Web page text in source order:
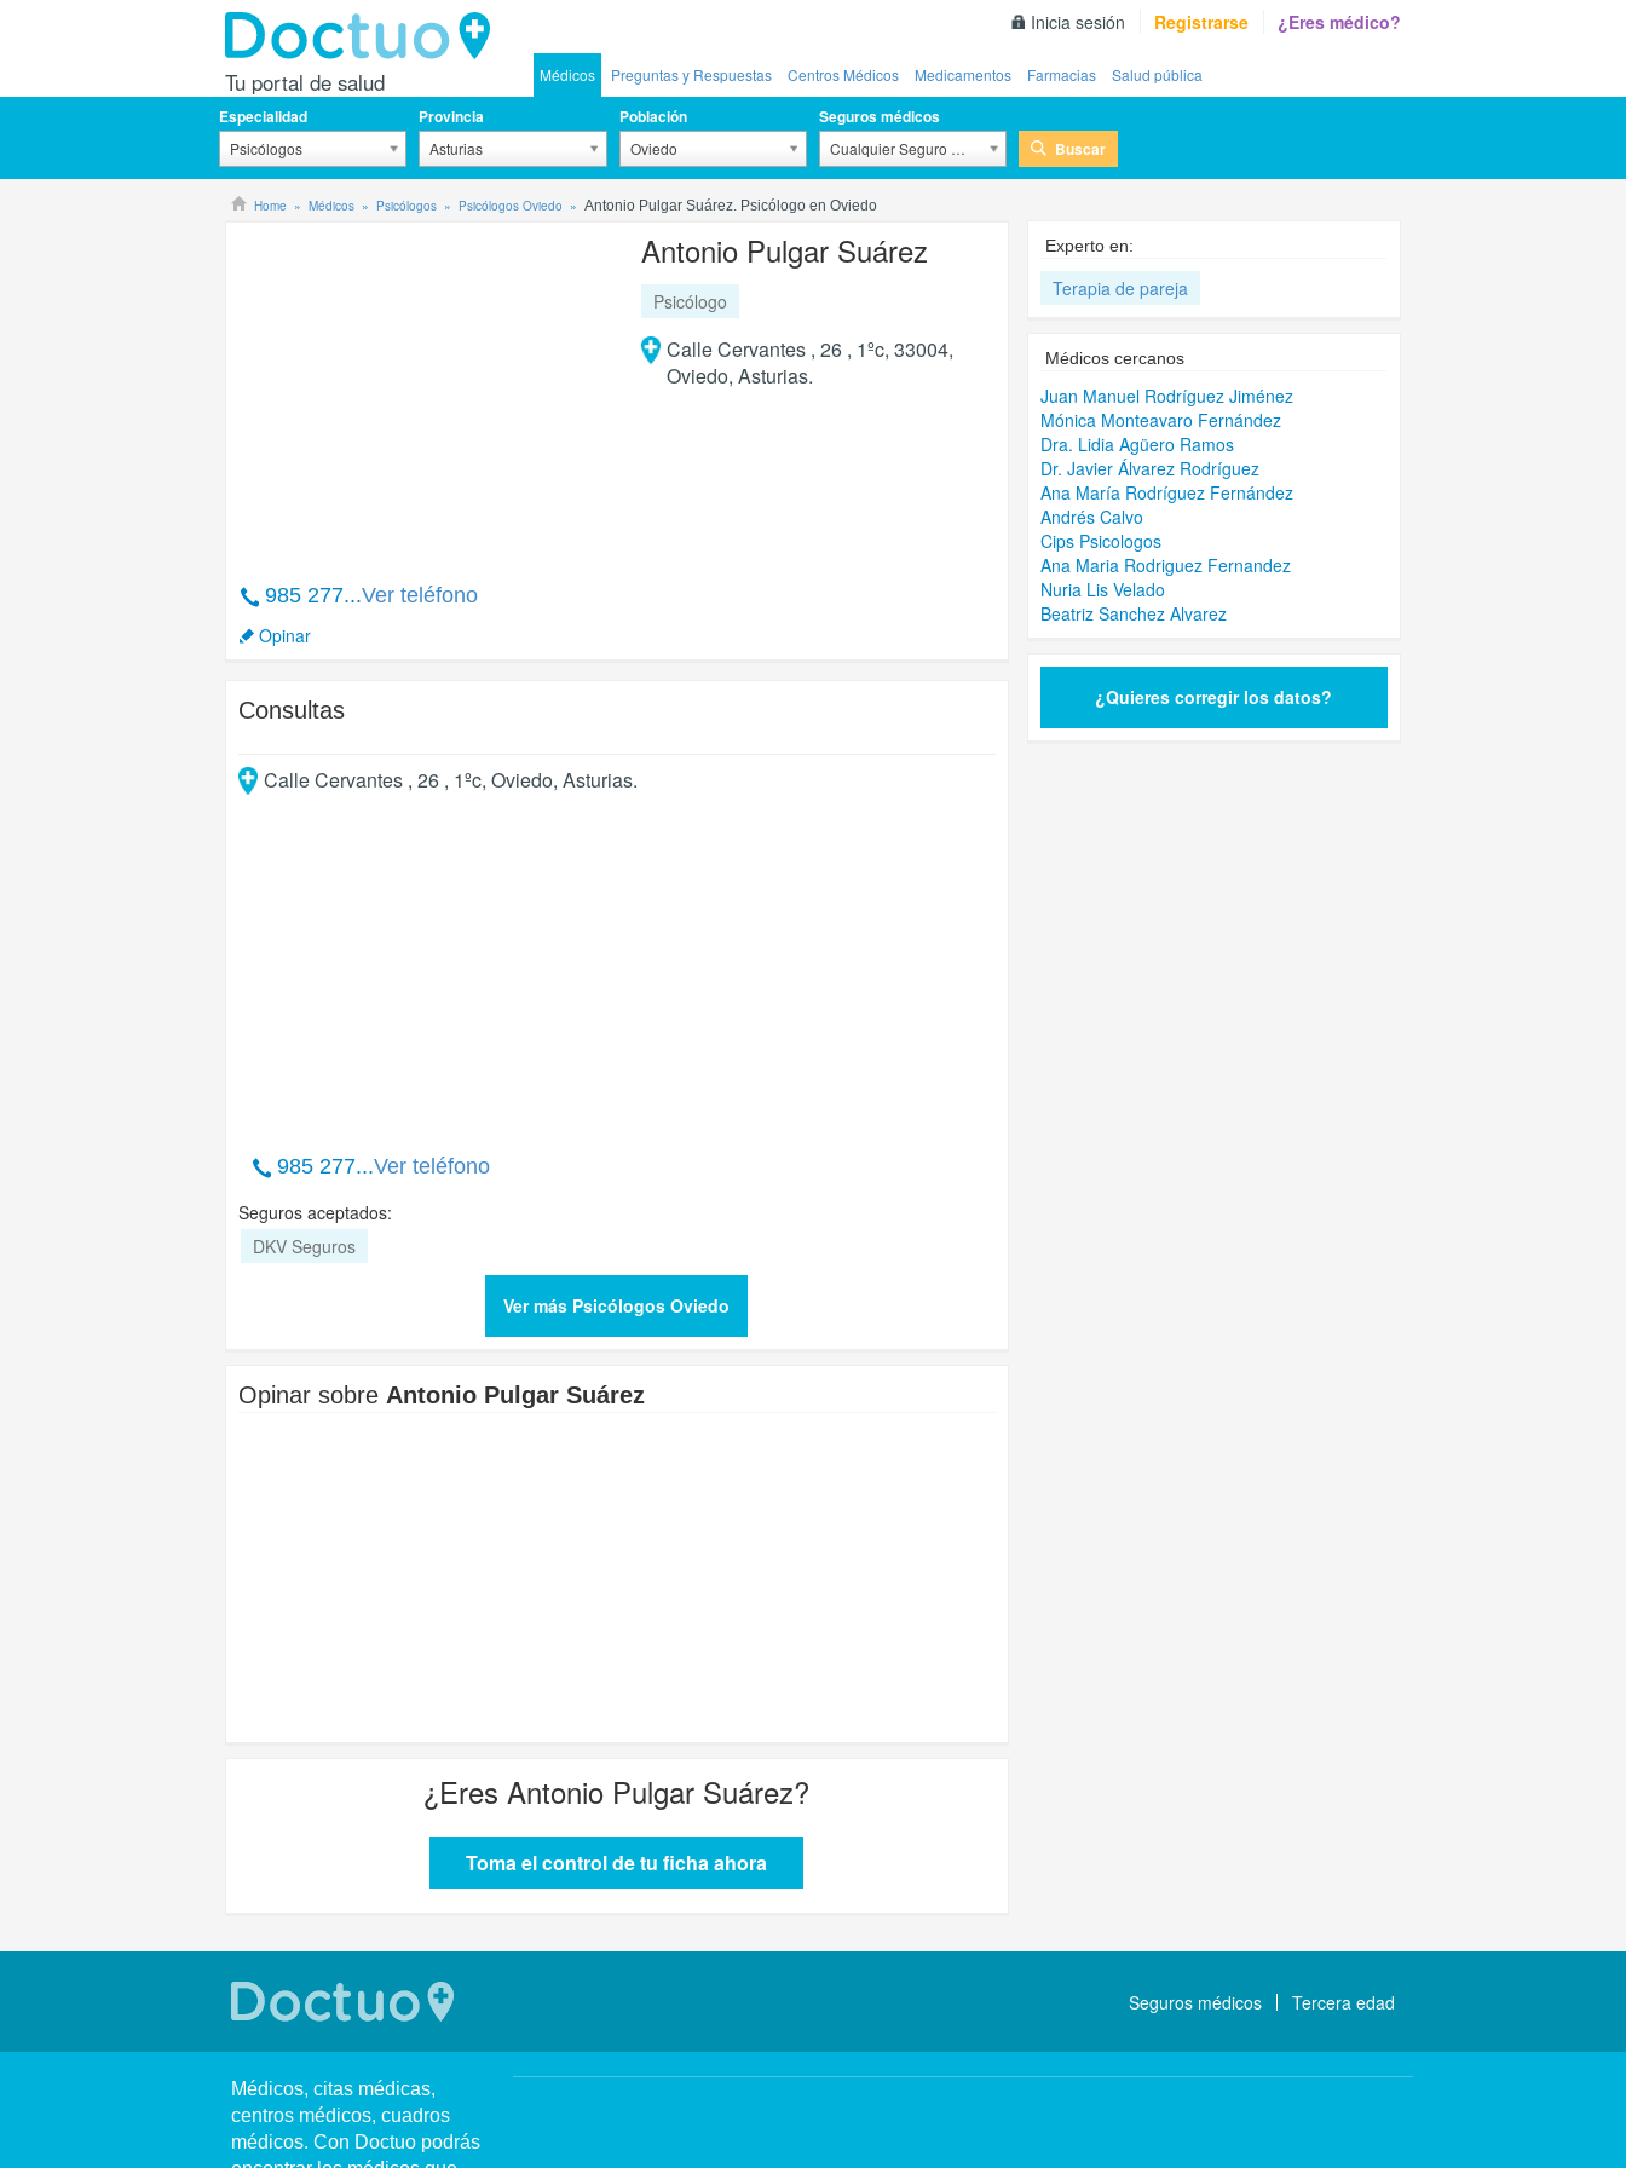
Tu portal de salud
Inicia sesión Registrarse ¿Eres médico?
Médicos Preguntas y Respuestas Centros Médicos Medicamentos Farmacias Salud pública
Especialidad
Psicólogos
Provincia
Asturias
Población
Oviedo
Seguros médicos
Cualquier Seguro Médico Buscar
Home Médicos Psicólogos Psicólogos Oviedo Antonio Pulgar Suárez. Psicólogo en Oviedo
985 277...Ver teléfono
Opinar
Antonio Pulgar Suárez
Psicólogo
Calle Cervantes , 26 , 1ºc, 33004,
Oviedo, Asturias.
Consultas
Calle Cervantes , 26 , 1ºc, Oviedo, Asturias.
985 277...Ver teléfono
Seguros aceptados:
DKV Seguros
Ver más Psicólogos Oviedo
Opinar sobre Antonio Pulgar Suárez
¿EresAntonio Pulgar Suárez?
Toma el control de tu ficha ahora
Experto en:
Terapia de pareja
Médicos cercanos
Juan Manuel Rodríguez Jiménez
Mónica Monteavaro Fernández
Dra. Lidia Agüero Ramos
Dr. Javier Álvarez Rodríguez
Ana María Rodríguez Fernández
Andrés Calvo
Cips Psicologos
Ana Maria Rodriguez Fernandez
Nuria Lis Velado
Beatriz Sanchez Alvarez
¿Quieres corregir los datos?
Seguros médicos Tercera edad
Médicos, citas médicas,
centros médicos, cuadros
médicos. Con Doctuo podrás